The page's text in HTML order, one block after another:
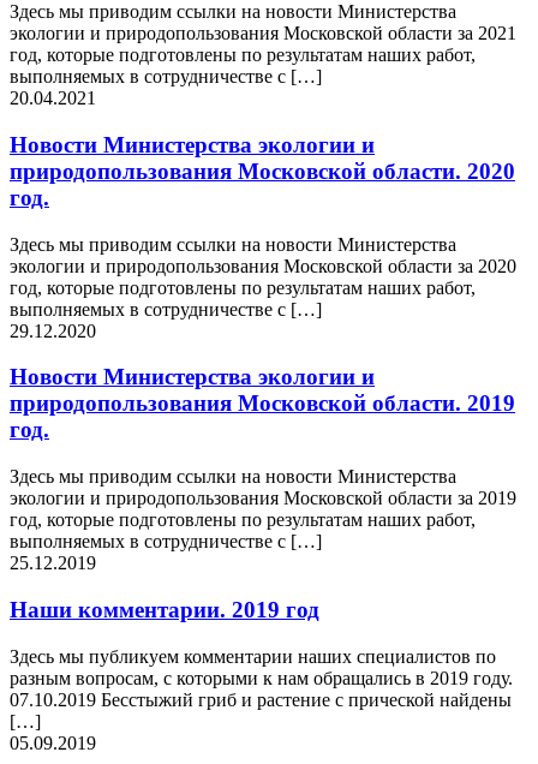
Здесь мы приводим ссылки на новости Министерства
экологии и природопользования Московской области за 2021
год, которые подготовлены по результатам наших работ,
выполняемых в сотрудничестве с […]
20.04.2021
Новости Министерства экологии и
природопользования Московской области. 2020
год.
Здесь мы приводим ссылки на новости Министерства
экологии и природопользования Московской области за 2020
год, которые подготовлены по результатам наших работ,
выполняемых в сотрудничестве с […]
29.12.2020
Новости Министерства экологии и
природопользования Московской области. 2019
год.
Здесь мы приводим ссылки на новости Министерства
экологии и природопользования Московской области за 2019
год, которые подготовлены по результатам наших работ,
выполняемых в сотрудничестве с […]
25.12.2019
Наши комментарии. 2019 год
Здесь мы публикуем комментарии наших специалистов по
разным вопросам, с которыми к нам обращались в 2019 году.
07.10.2019 Бесстыжий гриб и растение с прической найдены
[…]
05.09.2019